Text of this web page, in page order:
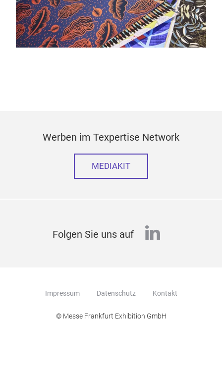
Werben im Texpertise Network
MEDIAKIT
Folgen Sie uns auf linkedin
Impressum Datenschutz Kontakt
© Messe Frankfurt Exhibition GmbH